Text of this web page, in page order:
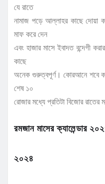
যে রাতে
নামাজ পড়ে আল্লাহর কাছে
মাফ করে দেন
এবং হাজার মাসে ইবাদত বন্দেগী
কাছে
অনেক গুরুত্বপূর্ণ। কোরআনে শবে
শেষ ১০
রোজার মধ্যে প্রতিটা বিজোর
রমজান মাসের ক্যালেন্ডার
২০২৪